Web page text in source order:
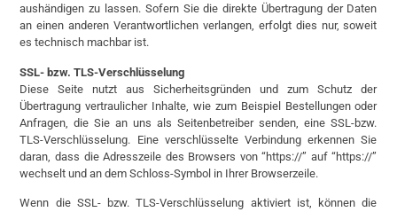
aushändigen zu lassen. Sofern Sie die direkte Übertragung der Daten
an einen anderen Verantwortlichen verlangen, erfolgt dies nur, soweit
es technisch machbar ist.
SSL- bzw. TLS-Verschlüsselung
Diese Seite nutzt aus Sicherheitsgründen und zum Schutz der
Übertragung vertraulicher Inhalte, wie zum Beispiel Bestellungen oder
Anfragen, die Sie an uns als Seitenbetreiber senden, eine SSL-bzw.
TLS-Verschlüsselung. Eine verschlüsselte Verbindung erkennen Sie
daran, dass die Adresszeile des Browsers von “https://” auf “https://”
wechselt und an dem Schloss-Symbol in Ihrer Browserzeile.
Wenn die SSL- bzw. TLS-Verschlüsselung aktiviert ist, können die